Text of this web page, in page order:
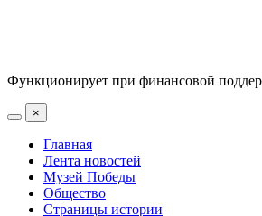
Функционирует при финансовой
×
Главная
Лента новостей
Музей Победы
Общество
Страницы истории